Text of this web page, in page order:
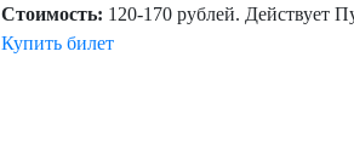
Стоимость: 120-170 рублей. Действует
Купить билет